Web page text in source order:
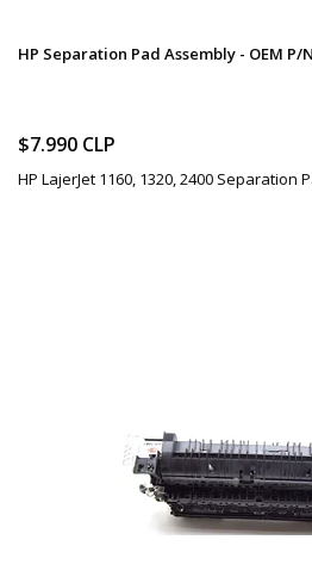
HP Separation Pad Assembly - OEM P/
$7.990 CLP
HP LajerJet 1160, 1320, 2400 Separation